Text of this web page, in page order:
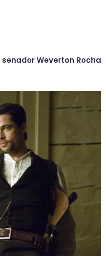
Weverton Rocha